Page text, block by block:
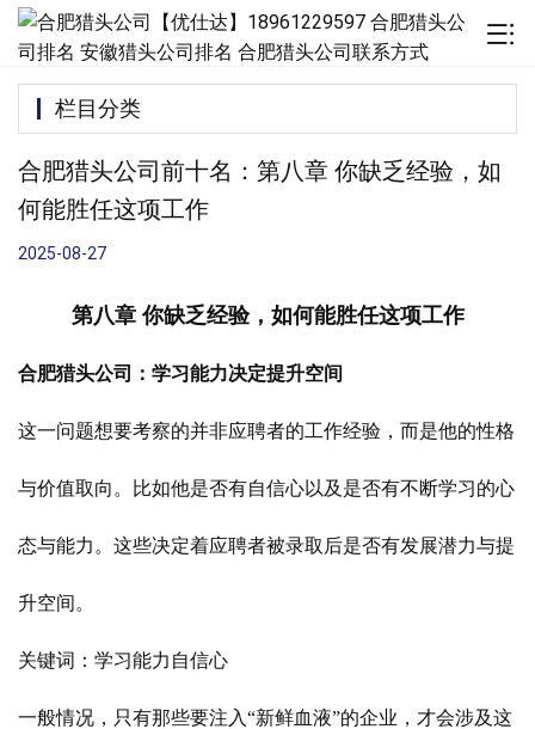
合肥猎头公司前十名：第八章 你缺乏经验，如
何能胜任这项工作
2025-08-27
第八章 你缺乏经验，如何能胜任这项工作
合肥猎头公司：学习能力决定提升空间
这一问题想要考察的并非应聘者的工作经验，而是他的性格
与价值取向。比如他是否有自信心以及是否有不断学习的心
态与能力。这些决定着应聘者被录取后是否有发展潜力与提
升空间。
关键词：学习能力自信心
一般情况，只有那些要注入“新鲜血液”的企业，才会涉及这
栏目分类